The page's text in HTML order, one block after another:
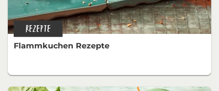
REZEPTE
Flammkuchen Rezepte